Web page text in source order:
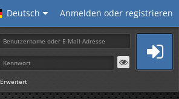
Deutsch Anmelden oder registrieren
Erweitert